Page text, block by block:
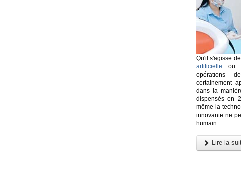
Qu'il s'agisse
artificielle ou
opérations
certainement
dans la
dispensés en
même la
innovante ne
humain.
Lire la